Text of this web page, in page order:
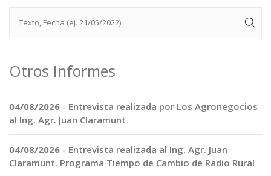
Otros Informes
04/08/2026 - Entrevista realizada por Los Agronegocios
al Ing. Agr. Juan Claramunt
04/08/2026 - Entrevista realizada al Ing. Agr. Juan
Claramunt. Programa Tiempo de Cambio de Radio Rural